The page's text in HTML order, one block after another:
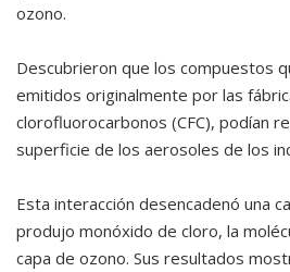
ozono.
Descubrieron que los compuestos
emitidos originalmente por las
clorofluorocarbonos (CFC), podían
superficie de los aerosoles de los
Esta interacción desencadenó una
produjo monóxido de cloro, la
capa de ozono. Sus resultados